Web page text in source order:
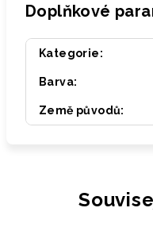
Doplňkové
Kategorie:
Barva:
Země původů: